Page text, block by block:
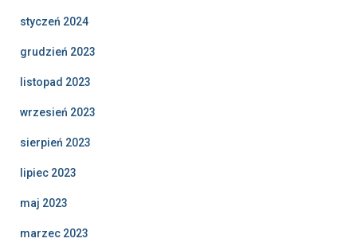
styczeń 2024
grudzień 2023
listopad 2023
wrzesień 2023
sierpień 2023
lipiec 2023
maj 2023
marzec 2023